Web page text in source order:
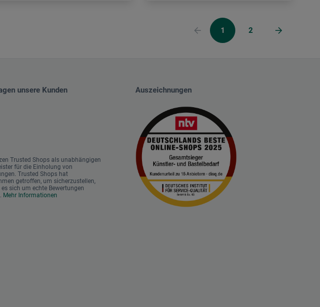
1 2
unsere Kunden
Trusted Shops als unabhängigen
für die Einholung von
Trusted Shops hat
getroffen, um sicherzustellen,
es sich um echte Bewertungen
Mehr Informationen
Auszeichnungen